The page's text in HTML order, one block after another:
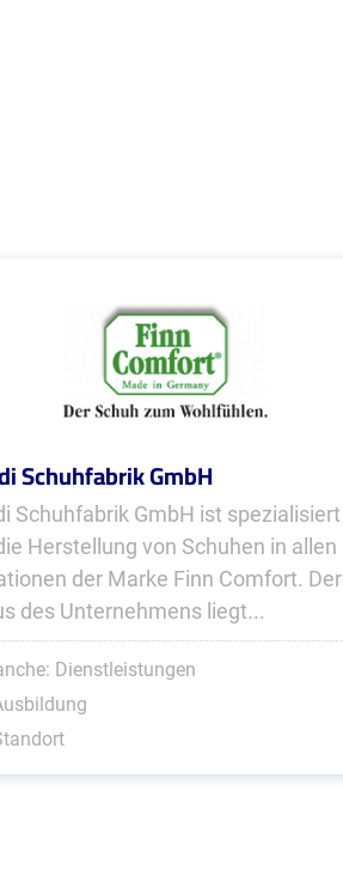
Schuhfabrik GmbH
Schuhfabrik GmbH ist spezialisiert
Herstellung von Schuhen in allen
der Marke Finn Comfort. Der
des Unternehmens liegt...
Dienstleistungen